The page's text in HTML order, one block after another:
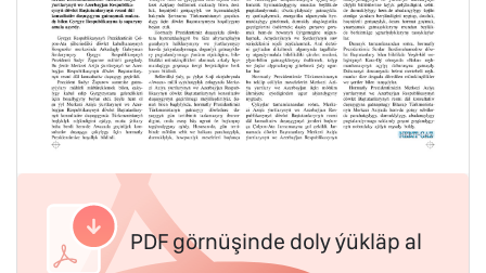
PDF görnüşinde doly ýükläp al